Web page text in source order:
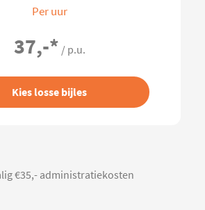
Per uur
37,-* / p.u.
Kies losse bijles
€35,- administratiekosten